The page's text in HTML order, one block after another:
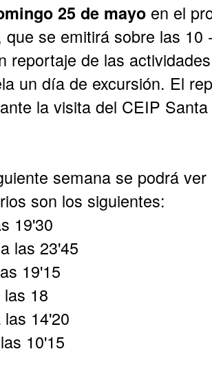
25 de mayo en el
que se emitirá sobre las 10
reportaje de las
un día de excursión. El
la visita del CEIP
semana se podrá
son los siguientes:
19'30
las 23'45
19'15
18
14'20
10'15